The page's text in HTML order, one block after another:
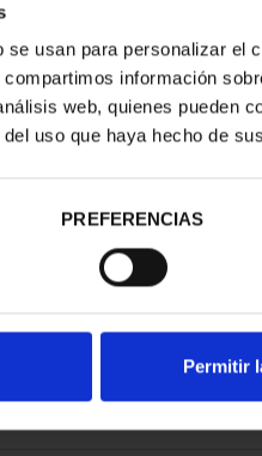
usan para personalizar el
información
web, quienes pueden
uso que haya hecho de
PREFERENCIAS
Permitir
PROVINCIA